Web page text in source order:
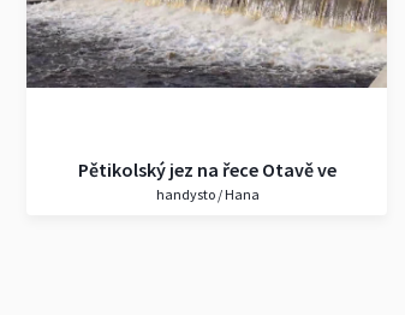
Pětikolský jez na řece Otavě ve
Strakonicích19.2.2020
handysto / Hana